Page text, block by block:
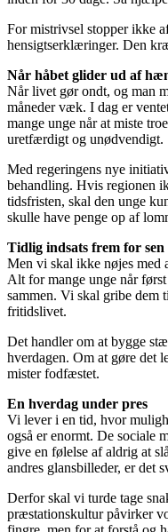
For mistrivsel stopper ikke
hensigtserklæringer. Den
Når håbet glider ud af
Når livet gør ondt, og man
måneder væk. I dag er
mange unge når at miste
uretfærdigt og unødvendigt.
Med regeringens nye
behandling. Hvis regionen
tidsfristen, skal den unge
skulle have penge op af
Tidlig indsats frem for
Men vi skal ikke nøjes med
Alt for mange unge når
sammen. Vi skal gribe dem
fritidslivet.
Det handler om at bygge
hverdagen. Om at gøre det
mister fodfæstet.
En hverdag under pres
Vi lever i en tid, hvor
også er enormt. De sociale
give en følelse af aldrig at
andres glansbilleder, er det
Derfor skal vi turde tage
præstationskultur påvirker